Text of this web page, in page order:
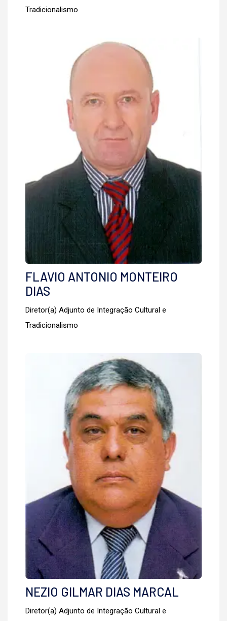
Tradicionalismo
FLAVIO ANTONIO MONTEIRO
DIAS
Diretor(a) Adjunto de Integração Cultural e
Tradicionalismo
NEZIO GILMAR DIAS MARCAL
Diretor(a) Adjunto de Integração Cultural e